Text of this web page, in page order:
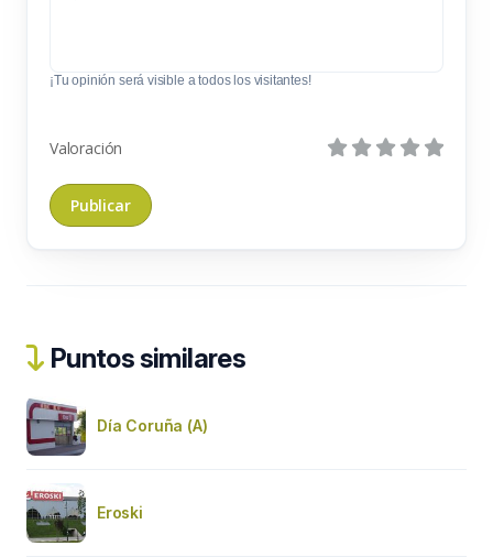
¡Tu opinión será visible a todos los visitantes!
Valoración
Puntos similares
Día Coruña (A)
Eroski